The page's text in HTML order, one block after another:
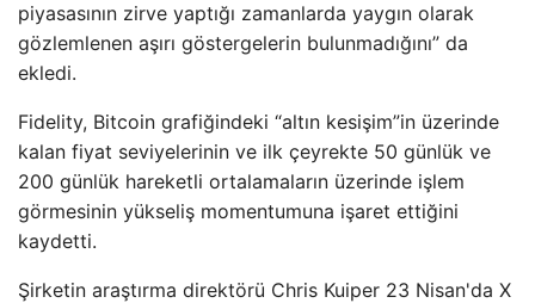
piyasasının zirve yaptığı zamanlarda yaygın olarak
gözlemlenen aşırı göstergelerin bulunmadığını” da
ekledi.
Fidelity, Bitcoin grafiğindeki “altın kesişim”in üzerinde
kalan fiyat seviyelerinin ve ilk çeyrekte 50 günlük ve
200 günlük hareketli ortalamaların üzerinde işlem
görmesinin yükseliş momentumuna işaret ettiğini
kaydetti.
Şirketin araştırma direktörü Chris Kuiper 23 Nisan'da X